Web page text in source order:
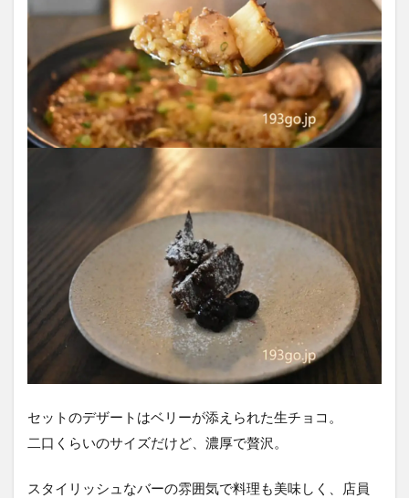
セットのデザートはベリーが添えられた生チョコ。
二口くらいのサイズだけど、濃厚で贅沢。
スタイリッシュなバーの雰囲気で料理も美味しく、店員